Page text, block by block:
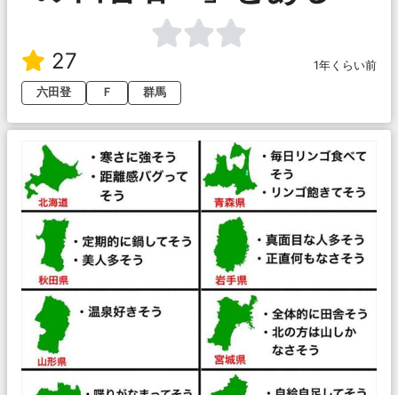
27
1年くらい前
六田登
Ｆ 群馬